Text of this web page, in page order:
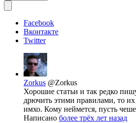
Facebook
Вконтакте
Twitter
Zorkus @Zorkus
Хорошие статьи и так редко
дрючить этими правилами, то
имхо. Кому неймется, пусть
Написано более трёх лет назад